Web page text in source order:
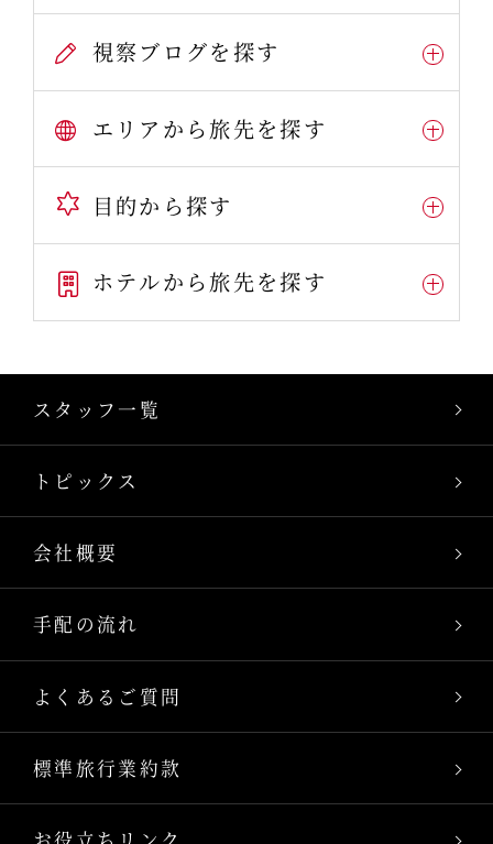
視察ブログを探す
エリアから旅先を探す
目的から探す
ホテルから旅先を探す
スタッフ一覧
トピックス
会社概要
手配の流れ
よくあるご質問
標準旅行業約款